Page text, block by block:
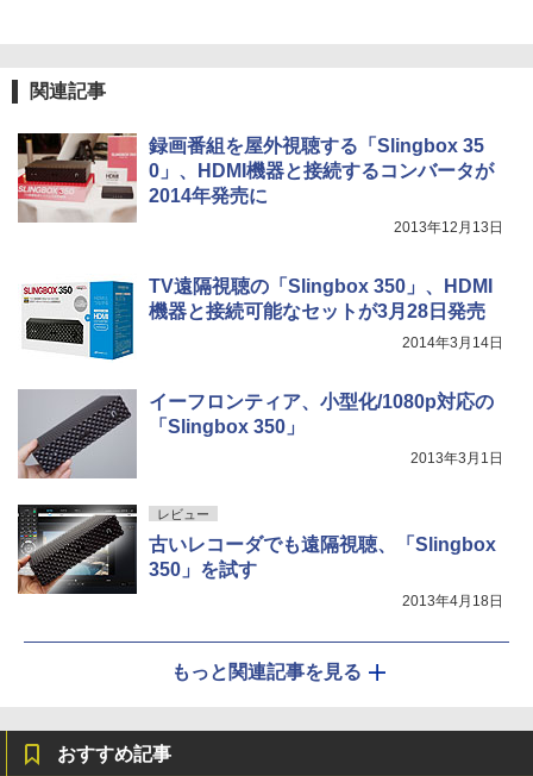
関連記事
録画番組を屋外視聴する「Slingbox 35
0」、HDMI機器と接続するコンバータが
2014年発売に
2013年12月13日
TV遠隔視聴の「Slingbox 350」、HDMI
機器と接続可能なセットが3月28日発売
2014年3月14日
イーフロンティア、小型化/1080p対応の
「Slingbox 350」
2013年3月1日
レビュー
古いレコーダでも遠隔視聴、「Slingbox
350」を試す
2013年4月18日
もっと関連記事を見る
おすすめ記事